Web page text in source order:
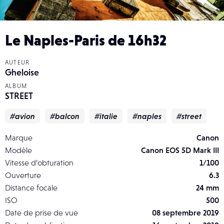
Le Naples-Paris de 16h32
AUTEUR
Gheloise
ALBUM
STREET
#avion #balcon #italie #naples #street
Marque
Canon
Modèle
Canon EOS 5D Mark III
Vitesse d’obturation
1/100
Ouverture
6.3
Distance focale
24 mm
ISO
500
Date de prise de vue
08 septembre 2019